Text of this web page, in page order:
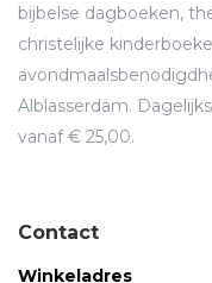
bijbelse dagboeken,
christelijke
Alblasserdam.
vanaf € 25,00.
Contact
Winkeladres